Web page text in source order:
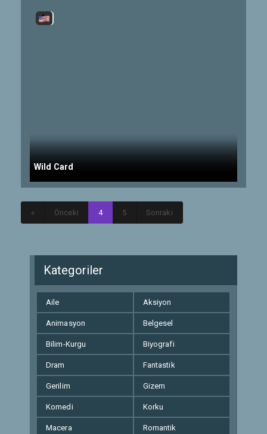
Wild Card
« Önceki 4 5 Sonraki
Kategoriler
Aile Aksiyon
Animasyon Belgesel
Bilim-Kurgu Biyografi
Dram Fantastik
Gerilim Gizem
Komedi Korku
Macera Romantik